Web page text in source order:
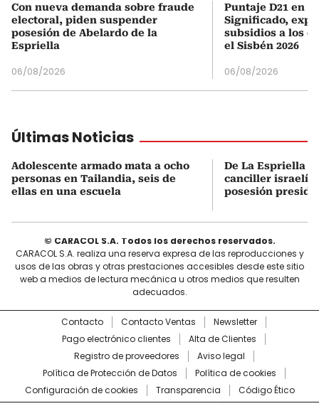
Con nueva demanda sobre fraude
electoral, piden suspender
posesión de Abelardo de la
Espriella
06/08/2026
Puntaje D21 en
Significado,
subsidios a los
el Sisbén 2026
06/08/2026
Últimas Noticias
Adolescente armado mata a ocho
personas en Tailandia, seis de
ellas en una escuela
De La Espriella
canciller israelí
posesión
© CARACOL S.A. Todos los derechos reservados.
CARACOL S.A. realiza una reserva expresa de las reproducciones y
usos de las obras y otras prestaciones accesibles desde este sitio
web a medios de lectura mecánica u otros medios que resulten
adecuados.
Contacto Contacto Ventas
Newsletter
Pago electrónico clientes
Alta de Clientes
Registro de proveedores
Aviso legal
Política de Protección de Datos
Política de cookies
Configuración de cookies
Transparencia Código Ético